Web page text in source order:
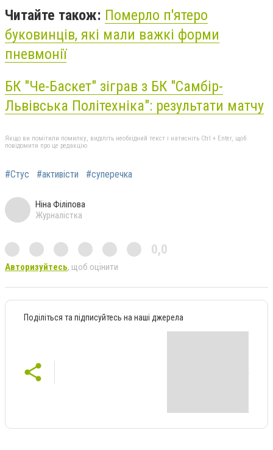
Читайте також: Померло п'ятеро
буковинців, які мали важкі форми
пневмонії
БК "Че-Баскет" зіграв з БК "Самбір-
Львівська Політехніка": результати матчу
Якщо ви помітили помилку, виділіть необхідний текст і натисніть Ctrl + Enter, щоб
повідомити про це редакцію
#Стус #активісти #суперечка
Ніна Філіпова
Журналістка
0,0
Авторизуйтесь, щоб оцінити
Поділіться та підписуйтесь на наші джерела